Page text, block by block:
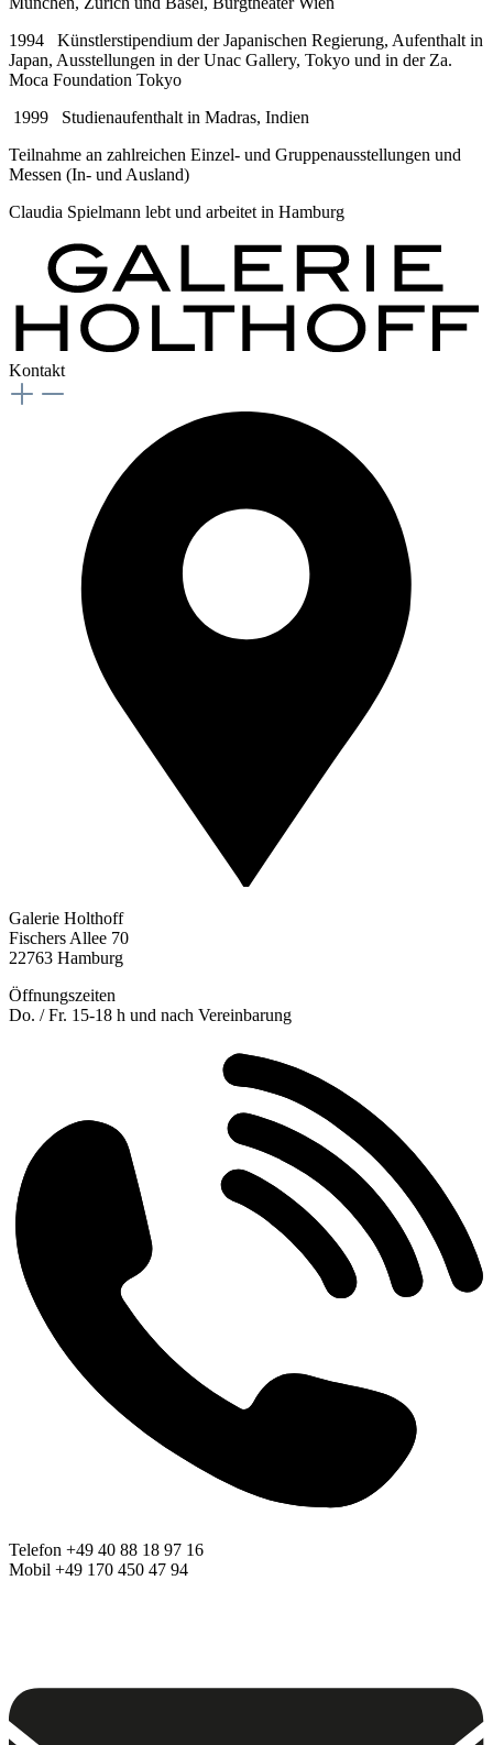
1994 Künstlerstipendium der Japanischen Regierung, Aufenthalt in
Japan, Ausstellungen in der Unac Gallery, Tokyo und in der Za.
Moca Foundation Tokyo
1999 Studienaufenthalt in Madras, Indien
Teilnahme an zahlreichen Einzel- und Gruppenausstellungen und
Messen (In- und Ausland)
Claudia Spielmann lebt und arbeitet in Hamburg
Kontakt
Galerie Holthoff
Fischers Allee 70
22763 Hamburg
Öffnungszeiten
Do. / Fr. 15-18 h und nach Vereinbarung
Telefon +49 40 88 18 97 16
Mobil +49 170 450 47 94